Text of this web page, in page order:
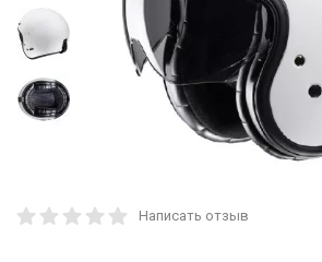
Написать отзыв